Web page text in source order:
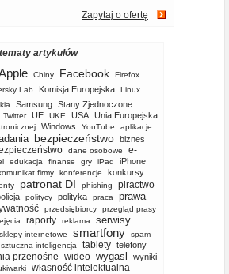
Zapytaj o ofertę
artykułów
Chiny Facebook Firefox
Lab Komisja Europejska Linux
Samsung Stany Zjednoczone
Twitter UE UKE USA Unia Europejska
Windows YouTube aplikacje
bezpieczeństwo biznes
dane osobowe
e-
edukacja finanse gry iPad iPhone
firmy konferencje konkursy
patronat DI phishing piractwo
politycy polityka praca
prawa
przedsiębiorcy
przegląd prasy
raporty reklama
serwisy
sklepy internetowe smartfony
spam
sztuczna inteligencja tablety telefony
przenośne wideo wygasl
wyniki
własność intelektualna